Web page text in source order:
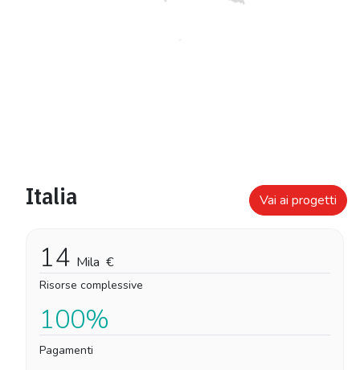
Italia Vai ai progetti
14 Mila €
Risorse complessive
100%
Pagamenti